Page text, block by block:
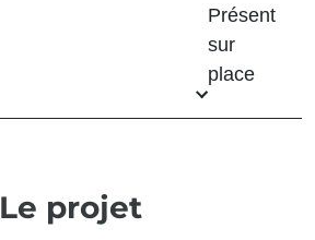
Présent
sur
place
Le projet